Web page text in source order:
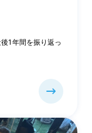
1年間を振り返っ